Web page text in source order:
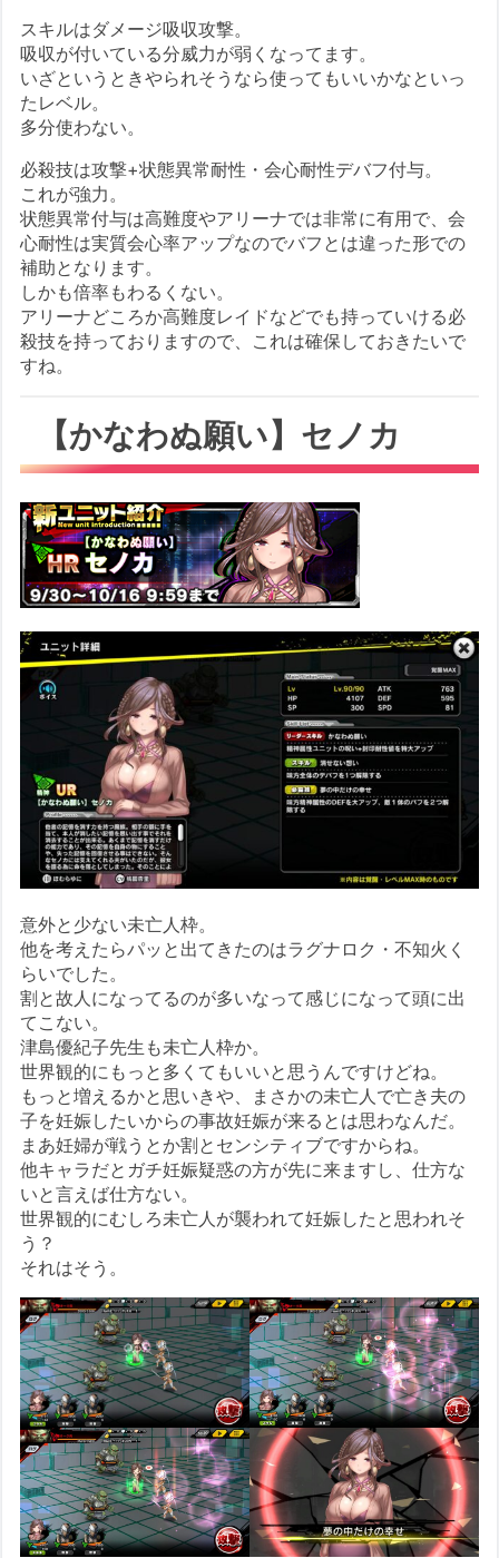
スキルはダメージ吸収攻撃。
吸収が付いている分威力が弱くなってます。
いざというときやられそうなら使ってもいいかなといっ
たレベル。
多分使わない。
必殺技は攻撃+状態異常耐性・会心耐性デバフ付与。
これが強力。
状態異常付与は高難度やアリーナでは非常に有用で、会
心耐性は実質会心率アップなのでバフとは違った形での
補助となります。
しかも倍率もわるくない。
アリーナどころか高難度レイドなどでも持っていける必
殺技を持っておりますので、これは確保しておきたいで
すね。
【かなわぬ願い】セノカ
意外と少ない未亡人枠。
他を考えたらパッと出てきたのはラグナロク・不知火く
らいでした。
割と故人になってるのが多いなって感じになって頭に出
てこない。
津島優紀子先生も未亡人枠か。
世界観的にもっと多くてもいいと思うんですけどね。
もっと増えるかと思いきや、まさかの未亡人で亡き夫の
子を妊娠したいからの事故妊娠が来るとは思わなんだ。
まあ妊婦が戦うとか割とセンシティブですからね。
他キャラだとガチ妊娠疑惑の方が先に来ますし、仕方な
いと言えば仕方ない。
世界観的にむしろ未亡人が襲われて妊娠したと思われそ
う？
それはそう。